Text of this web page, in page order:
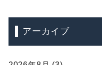
アーカイブ